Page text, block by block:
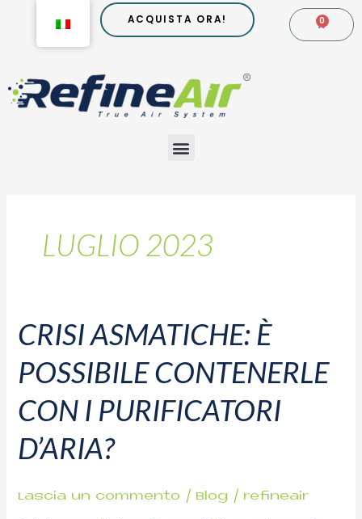
0
ACQUISTA ORA!
Menu
LUGLIO 2023
CRISI ASMATICHE: È
POSSIBILE CONTENERLE
CON I PURIFICATORI
D’ARIA?
Lascia un commento / Blog / refineair
Crisi
asmatiche:
è
contenerle
con
i
d’aria?